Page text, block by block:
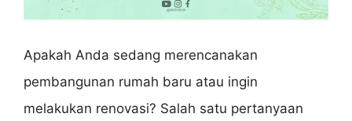
Apakah Anda sedang merencanakan
pembangunan rumah baru atau ingin
melakukan renovasi? Salah satu pertanyaan